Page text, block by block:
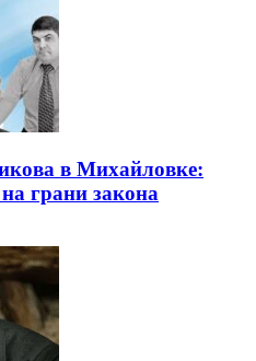
в Михайловке:
грани закона